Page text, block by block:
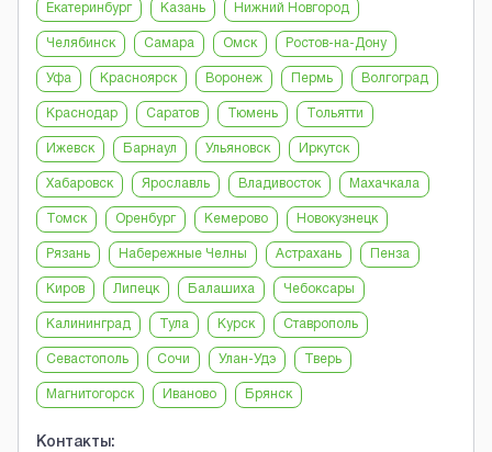
Екатеринбург Казань Нижний Новгород
Челябинск Самара Омск Ростов-на-Дону
Уфа Красноярск Воронеж Пермь Волгоград
Краснодар Саратов Тюмень Тольятти
Ижевск Барнаул Ульяновск Иркутск
Хабаровск Ярославль Владивосток Махачкала
Томск Оренбург Кемерово Новокузнецк
Рязань Набережные Челны Астрахань Пенза
Киров Липецк Балашиха Чебоксары
Калининград Тула Курск Ставрополь
Севастополь Сочи Улан-Удэ Тверь
Магнитогорск Иваново Брянск
Контакты: